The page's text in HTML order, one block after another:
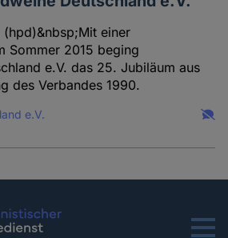
(hpd)&nbsp;Mit einer
Sommer 2015 beging
e.V. das 25. Jubiläum aus
des Verbandes 1990.
e.V.
Menu